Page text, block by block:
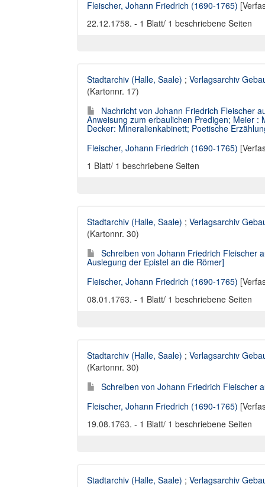
Fleischer, Johann Friedrich (1690-1765)
22.12.1758. - 1 Blatt/ 1 beschriebene Seiten
Stadtarchiv (Halle, Saale) ; Verlagsarchiv
(Kartonnr. 17)
Nachricht von Johann Friedrich Fleischer
Anweisung zum erbaulichen Predigen; Meier
Decker: Mineralienkabinett; Poetische
Fleischer, Johann Friedrich (1690-1765)
1 Blatt/ 1 beschriebene Seiten
Stadtarchiv (Halle, Saale) ; Verlagsarchiv
(Kartonnr. 30)
Schreiben von Johann Friedrich Fleischer
Auslegung der Epistel an die Römer]
Fleischer, Johann Friedrich (1690-1765)
08.01.1763. - 1 Blatt/ 1 beschriebene Seiten
Stadtarchiv (Halle, Saale) ; Verlagsarchiv
(Kartonnr. 30)
Schreiben von Johann Friedrich Fleischer
Fleischer, Johann Friedrich (1690-1765)
19.08.1763. - 1 Blatt/ 1 beschriebene Seiten
Stadtarchiv (Halle, Saale) ; Verlagsarchiv